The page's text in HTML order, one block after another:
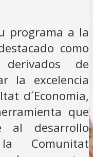
programa a la
como
de
la excelencia
d´Economia,
que
al desarrollo
Comunitat